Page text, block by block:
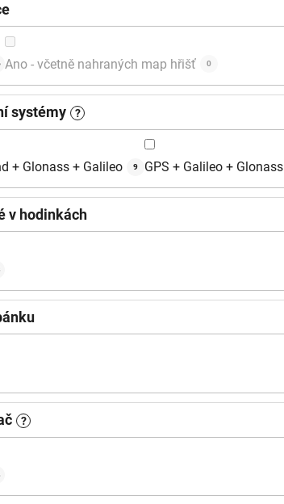
Ano - včetně nahraných map hřišť 0
systémy ?
+ Glonass + Galileo 9 GPS + Galileo + Glonass
v hodinkách
?